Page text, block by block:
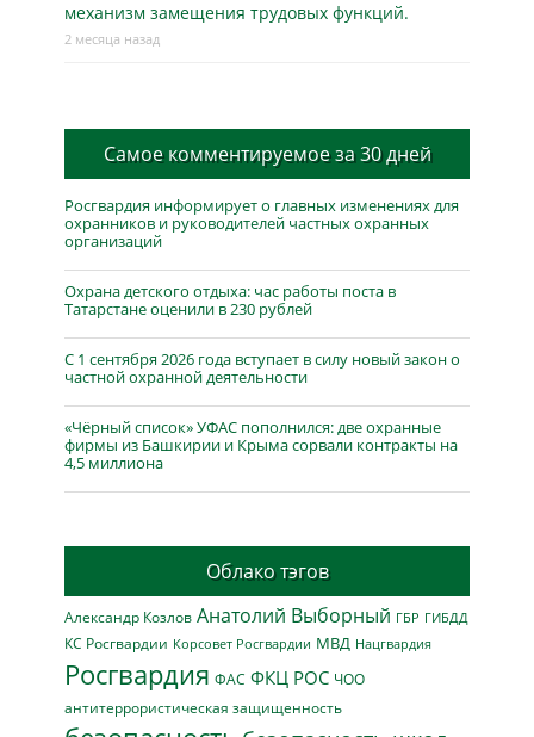
механизм замещения трудовых функций.
2 месяца назад
Самое комментируемое за 30 дней
Росгвардия информирует о главных изменениях для
охранников и руководителей частных охранных
организаций
Охрана детского отдыха: час работы поста в
Татарстане оценили в 230 рублей
С 1 сентября 2026 года вступает в силу новый закон о
частной охранной деятельности
«Чёрный список» УФАС пополнился: две охранные
фирмы из Башкирии и Крыма сорвали контракты на
4,5 миллиона
Облако тэгов
Александр Козлов Анатолий Выборный ГБР ГИБДД
КС Росгвардии Корсовет Росгвардии МВД Нацгвардия
Росгвардия ФАС ФКЦ РОС ЧОО
антитеррористическая защищенность